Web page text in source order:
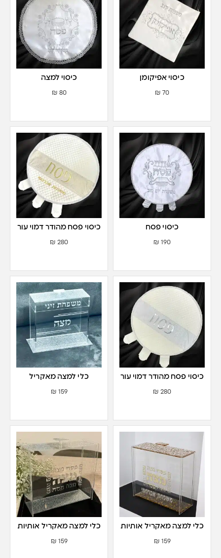
כיסוי אפיקומן
70
₪
כיסוי למצה
80
₪
כיסוי פסח
190
₪
כיסוי פסח מהודר דמוי עור
280
₪
כיסוי פסח מהודר דמוי עור
280
₪
כלי למצה מאקריל
159
₪
כלי למצה מאקריל אותיות
159
₪
כלי למצה מאקריל אותיות
159
₪